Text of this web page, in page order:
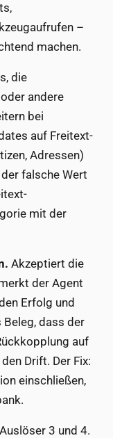
–
machen.
die
andere
bei
auf Freitext-
Adressen)
falsche Wert
mit der
Akzeptiert die
der Agent
Erfolg und
dass der
auf
Drift. Der Fix:
einschließen,
3 und 4.